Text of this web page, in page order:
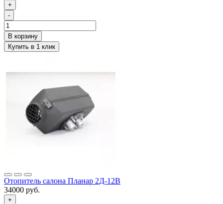
+
-
Отопитель салона Планар 2Д-12В
34000 руб.
+